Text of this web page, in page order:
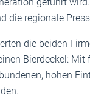
die regionale
die beiden
Bierdeckel:
hohen